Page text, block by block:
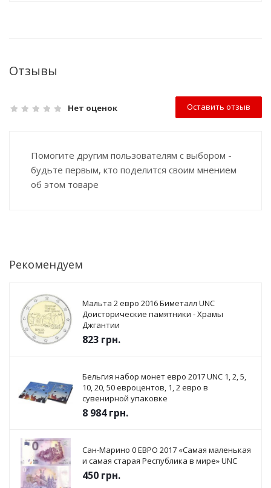
Отзывы
Нет оценок Оставить отзыв
Помогите другим пользователям с выбором -
будьте первым, кто поделится своим мнением
об этом товаре
Рекомендуем
Мальта 2 евро 2016 Биметалл UNC
Доисторические памятники - Храмы
Джгантии
823 грн.
Бельгия набор монет евро 2017 UNC 1, 2, 5,
10, 20, 50 евроцентов, 1, 2 евро в
сувенирной упаковке
8 984грн.
Сан-Марино 0 ЕВРО 2017 «Самая маленькая
и самая старая Республика в мире» UNC
450 грн.